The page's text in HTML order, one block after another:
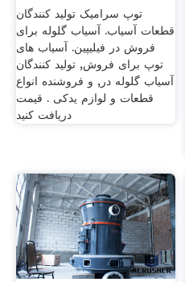
توپ سرامیک تولید کنندگان
قطعات آسیاب. آسیاب گلوله برای
فروش در فیلیپین. آسیاب های
توپ برای فروش, تولید کنندگان
آسیاب گلوله در, و فروشنده انواع
قطعات و لوازم یدکی . قیمت
دریافت کنید